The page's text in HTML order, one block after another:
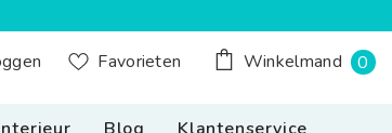
Nederland, Nederlands
Favorieten Winkelmand 00